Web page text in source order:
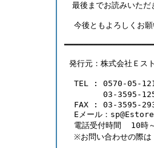
最後までお読みいただ
今後ともよろしくお
発行元：株式会社Ｅス
TEL : 0570-05-
03-3595-
FAX : 03-3595-
Eメール：
電話受付時間  10時
※お問い合わせの際は